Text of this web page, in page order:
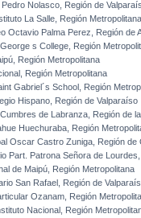
Nolasco, Región de
La Salle, Región Metropolitana
Octavio Palma Perez, Región de
s College, Región
Región Metropolitana
Región Metropolitana
Gabriel´s School, Región
Hispano, Región de Valparaíso
de Labranza, Región de
Huechuraba, Región
Oscar Castro Zuniga, Región de
Part. Patrona Señora de
de Maipú, Región Metropolitana
San Rafael, Región de
Ozanam, Región
Nacional, Región